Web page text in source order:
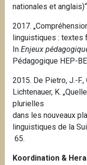
nationales et
2017.
linguistiques : textes
In Enjeux
Pédagogique HEP-
2015. De Pietro, J.-F.,
Lichtenauer, K.
plurielles
dans les nouveaux
linguistiques de la
65.
Koordination &